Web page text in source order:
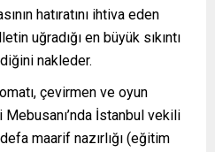
hatıratını ihtiva eden
uğradığı en büyük sıkıntı
nakleder.
çevirmen ve oyun
İstanbul vekili
maarif nazırlığı (eğitim